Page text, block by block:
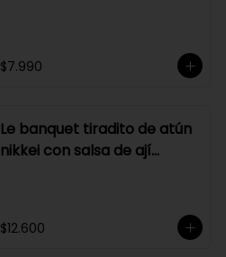
$7.990
Le banquet tiradito de atún
nikkei con salsa de ají
$12.600